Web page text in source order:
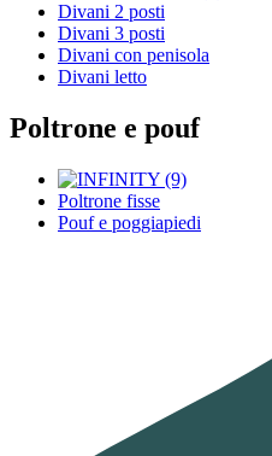
Divani 2 posti
Divani 3 posti
Divani con penisola
Divani letto
Poltrone e pouf
Poltrone fisse
Pouf e poggiapiedi